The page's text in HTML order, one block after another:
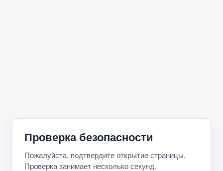
Проверка безопасности
Пожалуйста, подтвердите открытие страницы.
Проверка занимает несколько секунд.